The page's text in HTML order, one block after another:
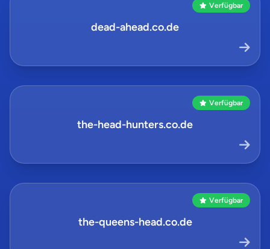
Verfügbar
dead-ahead.co.de
Verfügbar
the-head-hunters.co.de
Verfügbar
the-queens-head.co.de